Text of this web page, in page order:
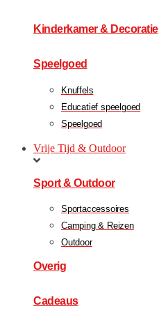
Kinderkamer & Decoratie
Speelgoed
Knuffels
Educatief speelgoed
Speelgoed
Vrije Tijd & Outdoor
Sport & Outdoor
Sportaccessoires
Camping & Reizen
Outdoor
Overig
Cadeaus